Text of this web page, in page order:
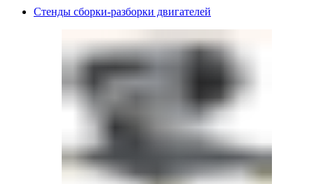
Стенды сборки-разборки двигателей